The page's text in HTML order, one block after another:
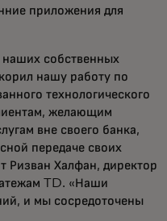
приложения для
наших собственных
нашу работу по
технологического
желающим
вне своего банка,
передаче своих
Ризван Халфан, директор
TD. «Наши
и мы сосредоточены